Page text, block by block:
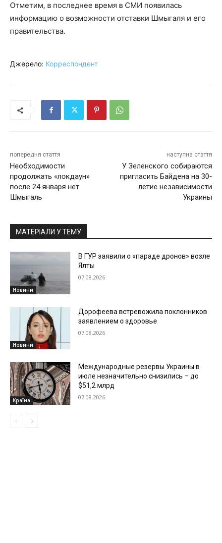
Отметим, в последнее время в СМИ появилась
информацию о возможности отставки Шмыгаля и его
правительства.
Джерело: Корреспондент
попередня стаття
Необходимости
продолжать «локдаун»
после 24 января нет
Шмыгаль
наступна стаття
У Зеленского собираются
пригласить Байдена на 30-
летие независимости
Украины
МАТЕРІАЛИ У ТЕМУ
Новини
В ГУР заявили о «параде дронов» возле
Ялты
07.08.2026
Новини
Дорофеева встревожила поклонников
заявлением о здоровье
07.08.2026
Країна
Международные резервы Украины в
июле незначительно снизились – до
$51,2 млрд
07.08.2026